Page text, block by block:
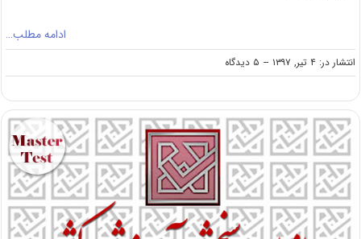
ادامه مطلب…
انتشار در: ۴ تیر, ۱۳۹۷ -- ۵ دیدگاه
on
آخرین
از
اجرای
قانون
سهمیه
داوطلبان
ایثارگر
در
کنکور
ارشد